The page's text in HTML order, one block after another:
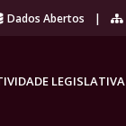
Dados Abertos |
LEGISLATIVA